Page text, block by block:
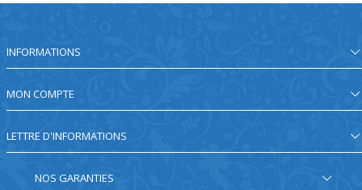
INFORMATIONS
MON COMPTE
LETTRE D'INFORMATIONS
NOS GARANTIES